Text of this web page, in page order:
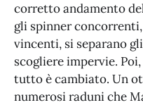
corretto andamento
gli spinner
vincenti, si separano
scogliere impervie.
tutto è cambiato. Un
numerosi raduni che